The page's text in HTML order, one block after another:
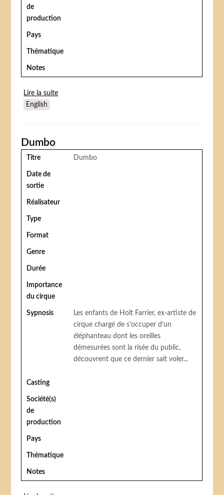
de
production
Pays
Thématique
Notes
Lire la suite
English
Dumbo
Titre Dumbo
Date de
sortie
Réalisateur
Type
Format
Genre
Durée
Importance
du cirque
Sypnosis
Les enfants de Holt Farrier, ex-artiste de
cirque chargé de s’occuper d’un
éléphanteau dont les oreilles
démesurées sont la risée du public,
découvrent que ce dernier sait voler...
Casting
Société(s)
de
production
Pays
Thématique
Notes